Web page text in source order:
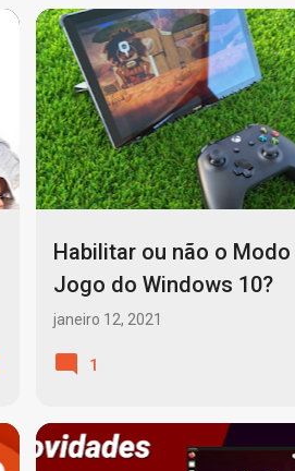
Habilitar ou não o Modo
Jogo do Windows 10?
janeiro 12, 2021
ATUALIZAÇÕES AUTOMÁTICAS
1
LINUX SISTEMA OPERACIONAL